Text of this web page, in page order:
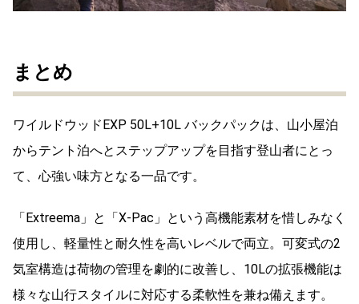
まとめ
ワイルドウッドEXP 50L+10L バックパックは、山小屋泊
からテント泊へとステップアップを目指す登山者にとっ
て、心強い味方となる一品です。
「Extreema」と「X-Pac」という高機能素材を惜しみなく
使用し、軽量性と耐久性を高いレベルで両立。可変式の2
気室構造は荷物の管理を劇的に改善し、10Lの拡張機能は
様々な山行スタイルに対応する柔軟性を兼ね備えます。